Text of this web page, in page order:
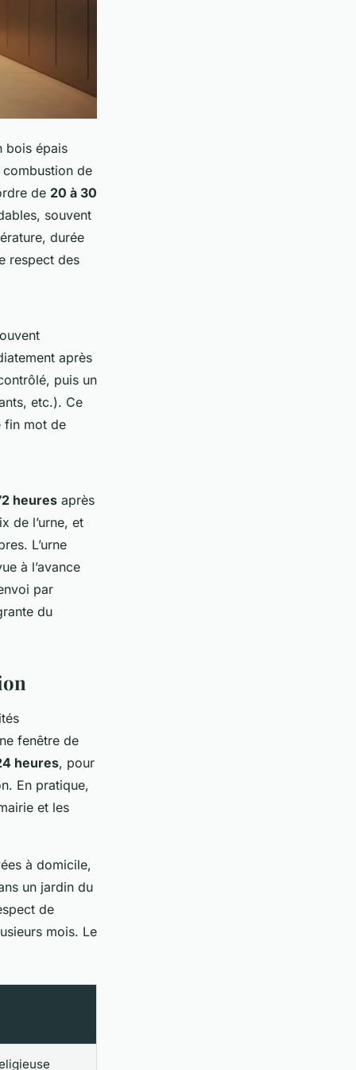
bois épais
de
de 20 à 30
souvent
durée
respect des
après
puis un
etc.). Ce
fin mot de
heures après
de l’urne, et
L’urne
à l’avance
par
du
fenêtre de
heures, pour
En pratique,
et les
à domicile,
un jardin du
de
mois. Le